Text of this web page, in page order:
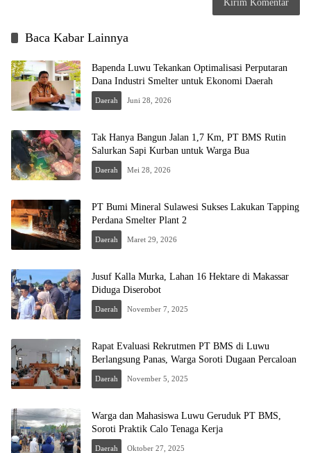
Baca Kabar Lainnya
Bapenda Luwu Tekankan Optimalisasi Perputaran
Dana Industri Smelter untuk Ekonomi Daerah
Daerah Juni 28, 2026
Tak Hanya Bangun Jalan 1,7 Km, PT BMS Rutin
Salurkan Sapi Kurban untuk Warga Bua
Daerah Mei 28, 2026
PT Bumi Mineral Sulawesi Sukses Lakukan Tapping
Perdana Smelter Plant 2
Daerah Maret 29, 2026
Jusuf Kalla Murka, Lahan 16 Hektare di Makassar
Diduga Diserobot
Daerah November 7, 2025
Rapat Evaluasi Rekrutmen PT BMS di Luwu
Berlangsung Panas, Warga Soroti Dugaan Percaloan
Daerah November 5, 2025
Warga dan Mahasiswa Luwu Geruduk PT BMS,
Soroti Praktik Calo Tenaga Kerja
Daerah Oktober 27, 2025